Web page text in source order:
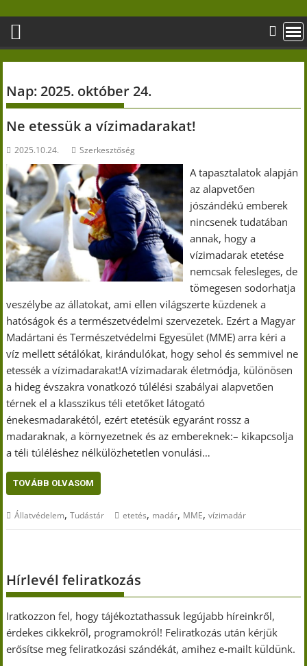
content
Nap: 2025. október 24.
Ne etessük a vízimadarakat!
2025.10.24. Szerkesztőség
A tapasztalatok alapján
az alapvetően
jószándékú emberek
nincsenek tudatában
annak, hogy a
vízimadarak etetése
nemcsak felesleges, de
tömegesen sodorhatja
veszélybe az állatokat, ami ellen világszerte küzdenek a
hatóságok és a természetvédelmi szervezetek. Ezért a Magyar
Madártani és Természetvédelmi Egyesület (MME) arra kéri a
víz mellett sétálókat, kirándulókat, hogy sehol és semmivel ne
etessék a vízimadarakat!A vízimadarak életmódja, különösen
a hideg évszakra vonatkozó túlélési szabályai alapvetően
térnek el a klasszikus téli etetőket látogató
énekesmadarakétól, ezért etetésük egyaránt rossz a
madaraknak, a környezetnek és az embereknek:– kikapcsolja
a téli túléléshez nélkülözhetetlen vonulási…
TOVÁBB OLVASOM
Állatvédelem,Tudástár etetés, madár, MME,vízimadár
Hírlevél feliratkozás
Iratkozzon fel, hogy tájékoztathassuk legújabb híreinkről,
érdekes cikkekről, programokról! Feliratkozás után kérjük
erősítse meg feliratkozási szándékát, amihez e-mailt küldünk.